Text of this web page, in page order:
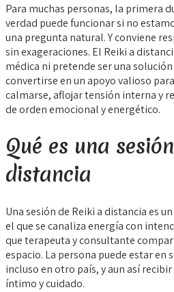
Para muchas personas, la primera
verdad puede funcionar si no
una pregunta natural. Y conviene
sin exageraciones. El Reiki a
médica ni pretende ser una
convertirse en un apoyo valioso
calmarse, aflojar tensión interna y
de orden emocional y energético.
Qué es una
distancia
Una sesión de Reiki a distancia es
el que se canaliza energía con
que terapeuta y consultante
espacio. La persona puede estar en
incluso en otro país, y aun así
íntimo y cuidado.